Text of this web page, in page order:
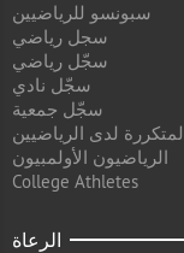
سبونسو للرياضيين
سجل رياضي
سجّل رياضي
سجّل نادي
سجّل جمعية
لدى الرياضيين
الرياضيون الأولمبيون
College Athletes
الرعاة